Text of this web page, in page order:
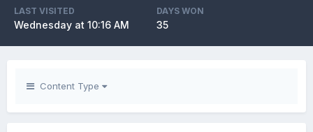
LAST VISITED
Wednesday at 10:16 AM
DAYS WON
35
Content Type